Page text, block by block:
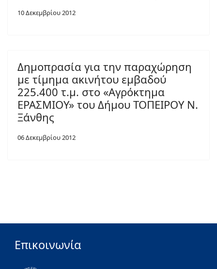
10 Δεκεμβρίου 2012
Δημοπρασία για την παραχώρηση
με τίμημα ακινήτου εμβαδού
225.400 τ.μ. στο «Αγρόκτημα
ΕΡΑΣΜΙΟΥ» του Δήμου ΤΟΠΕΙΡΟΥ Ν.
Ξάνθης
06 Δεκεμβρίου 2012
Επικοινωνία